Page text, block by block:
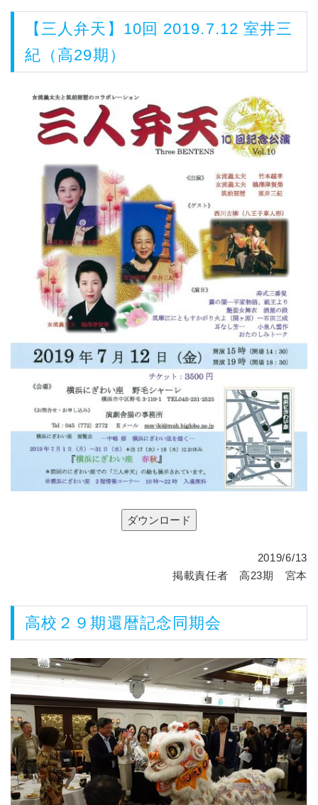
【三人弁天】10回 2019.7.12 室井三
紀（高29期）
2019/6/13
掲載責任者 高23期 宮本
高校２９期還暦記念同期会